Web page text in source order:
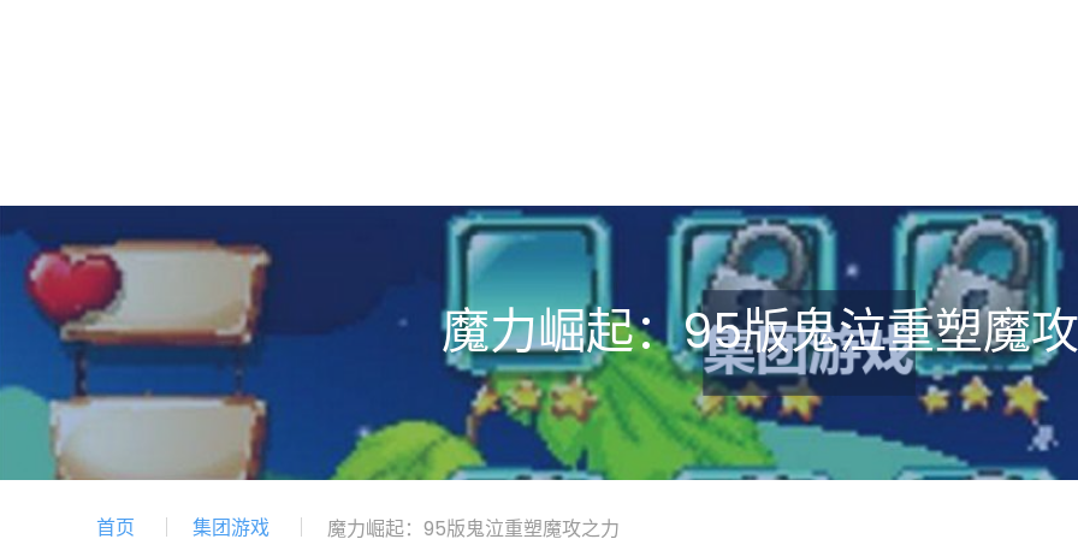
魔力崛起：95版鬼泣重塑魔
首页 集团游戏 魔力崛起：95版鬼泣重塑魔攻之力